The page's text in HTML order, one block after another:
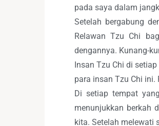
pada saya dalam
Setelah bergabung
Relawan Tzu Chi
dengannya. Kunang-
Insan Tzu Chi di
para insan Tzu Chi
Di setiap tempat
menunjukkan berkah
kita. Setelah melewati